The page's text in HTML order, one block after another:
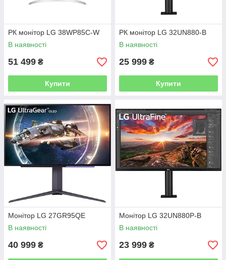
РК монітор LG 38WP85C-W
В наявності
51 499 ₴
Купити
РК монітор LG 32UN880-B
В наявності
25 999 ₴
Купити
Монітор LG 27GR95QE
В наявності
40 999 ₴
Монітор LG 32UN880P-B
В наявності
23 999 ₴